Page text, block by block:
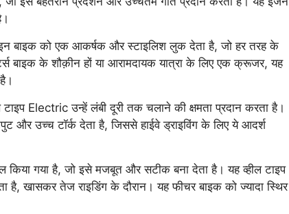
बाइक को एक आकर्षक और स्टाइलिश लुक देता है, जो हर तरह के
बाइक के शौक़ीन हों या आरामदायक यात्रा के लिए एक क्रूजर, यह
Electric उन्हें लंबी दूरी तक चलाने की क्षमता प्रदान करता है।
और उच्च टॉर्क देता है, जिससे हाईवे ड्राइविंग के लिए ये आदर्श
किया गया है, जो इसे मजबूत और सटीक बना देता है। यह व्हील टाइप
है, खासकर तेज राइडिंग के दौरान। यह फीचर बाइक को ज्यादा स्थिर